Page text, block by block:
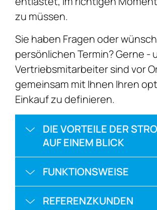
zu müssen.
Sie haben Fragen oder
persönlichen Termin? Gerne -
Vertriebsmitarbeiter sind vor
gemeinsam mit Ihnen Ihren
Einkauf zu definieren.
DIE VORTEILE DER
AUF EINEM BLICK
FUNKTIONSWEISE
REFERENZKUNDEN